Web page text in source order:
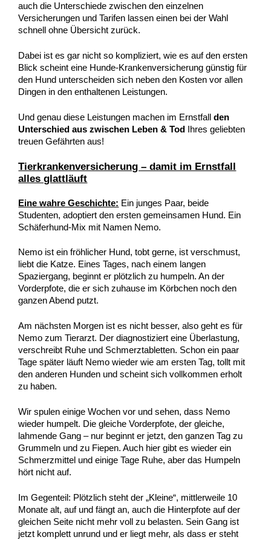
auch die Unterschiede zwischen den einzelnen
Versicherungen und Tarifen lassen einen bei der Wahl
schnell ohne Übersicht zurück.
Dabei ist es gar nicht so kompliziert, wie es auf den ersten
Blick scheint eine Hunde-Krankenversicherung günstig für
den Hund unterscheiden sich neben den Kosten vor allen
Dingen in den enthaltenen Leistungen.
Und genau diese Leistungen machen im Ernstfallden
Unterschied aus zwischen Leben & Tod
Ihres geliebten
treuen Gefährten aus!
Tierkrankenversicherung – damit im Ernstfall
alles glattläuft
Eine wahre Geschichte: Ein junges Paar, beide
Studenten, adoptiert den ersten gemeinsamen Hund. Ein
Schäferhund-Mix mit Namen Nemo.
Nemo ist ein fröhlicher Hund, tobt gerne, ist verschmust,
liebt die Katze. Eines Tages, nach einem langen
Spaziergang, beginnt er plötzlich zu humpeln. An der
Vorderpfote, die er sich zuhause im Körbchen noch den
ganzen Abend putzt.
Am nächsten Morgen ist es nicht besser, also geht es für
Nemo zum Tierarzt. Der diagnostiziert eine Überlastung,
verschreibt Ruhe und Schmerztabletten. Schon ein paar
Tage später läuft Nemo wieder wie am ersten Tag, tollt mit
den anderen Hunden und scheint sich vollkommen erholt
zu haben.
Wir spulen einige Wochen vor und sehen, dass Nemo
wieder humpelt. Die gleiche Vorderpfote, der gleiche,
lahmende Gang – nur beginnt er jetzt, den ganzen Tag zu
Grummeln und zu Fiepen. Auch hier gibt es wieder ein
Schmerzmittel und einige Tage Ruhe, aber das Humpeln
hört nicht auf.
Im Gegenteil: Plötzlich steht der „Kleine“, mittlerweile 10
Monate alt, auf und fängt an, auch die Hinterpfote auf der
gleichen Seite nicht mehr voll zu belasten. Sein Gang ist
jetzt komplett unrund und er liegt mehr, als dass er steht